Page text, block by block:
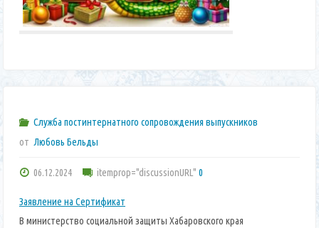
Служба постинтернатного сопровождения выпускников
от Любовь Бельды
06.12.2024 itemprop="discussionURL" 0
Заявление на Сертификат
В министерство социальной защиты Хабаровского края